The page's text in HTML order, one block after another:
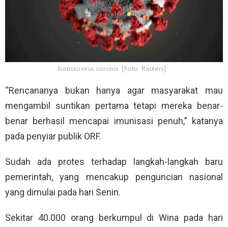
Ilustrasi virus corona. [Foto: Reuters]
“Rencananya bukan hanya agar masyarakat mau
mengambil suntikan pertama tetapi mereka benar-
benar berhasil mencapai imunisasi penuh,” katanya
pada penyiar publik ORF.
Sudah ada protes terhadap langkah-langkah baru
pemerintah, yang mencakup penguncian nasional
yang dimulai pada hari Senin.
Sekitar 40.000 orang berkumpul di Wina pada hari